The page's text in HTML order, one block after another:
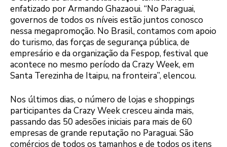
enfatizado por Armando Ghazaoui. “No Paraguai,
governos de todos os níveis estão juntos conosco
nessa megapromoção. No Brasil, contamos com apoio
do turismo, das forças de segurança pública, de
empresário e da organização da Fespop, festival que
acontece no mesmo período da Crazy Week, em
Santa Terezinha de Itaipu, na fronteira”, elencou.
Nos últimos dias, o número de lojas e shoppings
participantes da Crazy Week cresceu ainda mais,
passando das 50 adesões iniciais para mais de 60
empresas de grande reputação no Paraguai. São
comércios de todos os tamanhos e de todos os itens